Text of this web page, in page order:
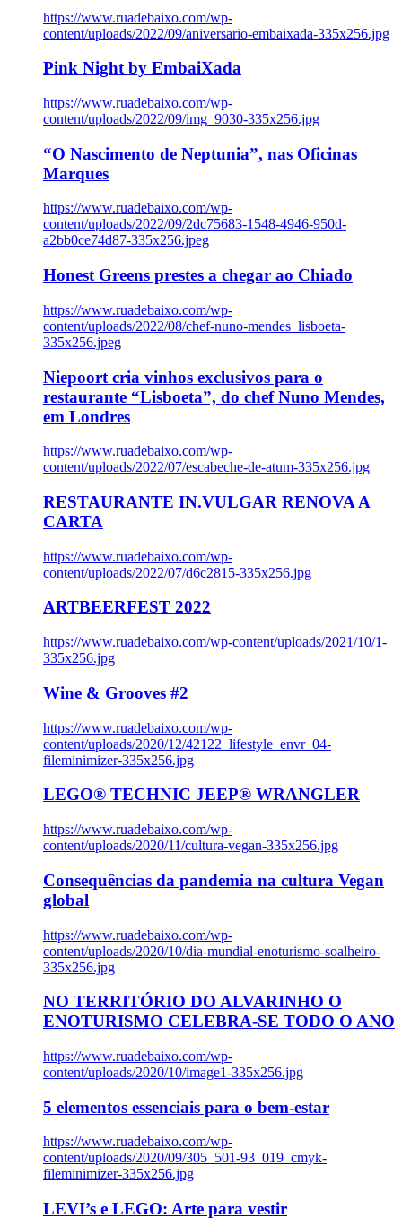
https://www.ruadebaixo.com/wp-
content/uploads/2022/09/aniversario-embaixada-335x256.jpg
Pink Night by EmbaiXada
https://www.ruadebaixo.com/wp-
content/uploads/2022/09/img_9030-335x256.jpg
“O Nascimento de Neptunia”, nas Oficinas
Marques
https://www.ruadebaixo.com/wp-
content/uploads/2022/09/2dc75683-1548-4946-950d-
a2bb0ce74d87-335x256.jpeg
Honest Greens prestes a chegar ao Chiado
https://www.ruadebaixo.com/wp-
content/uploads/2022/08/chef-nuno-mendes_lisboeta-
335x256.jpeg
Niepoort cria vinhos exclusivos para o
restaurante “Lisboeta”, do chef Nuno Mendes,
em Londres
https://www.ruadebaixo.com/wp-
content/uploads/2022/07/escabeche-de-atum-335x256.jpg
RESTAURANTE IN.VULGAR RENOVA A
CARTA
https://www.ruadebaixo.com/wp-
content/uploads/2022/07/d6c2815-335x256.jpg
ARTBEERFEST 2022
https://www.ruadebaixo.com/wp-content/uploads/2021/10/1-
335x256.jpg
Wine & Grooves #2
https://www.ruadebaixo.com/wp-
content/uploads/2020/12/42122_lifestyle_envr_04-
fileminimizer-335x256.jpg
LEGO® TECHNIC JEEP® WRANGLER
https://www.ruadebaixo.com/wp-
content/uploads/2020/11/cultura-vegan-335x256.jpg
Consequências da pandemia na cultura Vegan
global
https://www.ruadebaixo.com/wp-
content/uploads/2020/10/dia-mundial-enoturismo-soalheiro-
335x256.jpg
NO TERRITÓRIO DO ALVARINHO O
ENOTURISMO CELEBRA-SE TODO O ANO
https://www.ruadebaixo.com/wp-
content/uploads/2020/10/image1-335x256.jpg
5 elementos essenciais para o bem-estar
https://www.ruadebaixo.com/wp-
content/uploads/2020/09/305_501-93_019_cmyk-
fileminimizer-335x256.jpg
LEVI’s e LEGO: Arte para vestir